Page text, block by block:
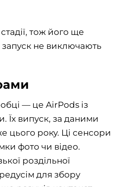
тож його ще
запуск не виключають
— це AirPods із
Їх випуск, за даними
цього року. Ці сенсори
фото чи відео.
роздільної
для збору